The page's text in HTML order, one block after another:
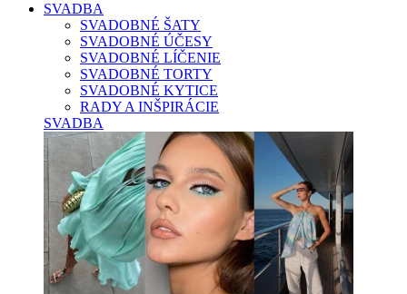
SVADBA
SVADOBNÉ ŠATY
SVADOBNÉ ÚČESY
SVADOBNÉ LÍČENIE
SVADOBNÉ TORTY
SVADOBNÉ KYTICE
RADY A INŠPIRÁCIE
SVADBA